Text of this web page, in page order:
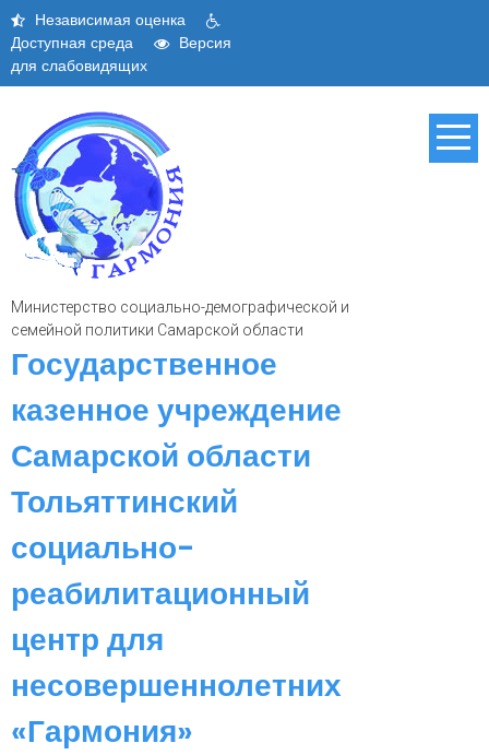
Skip
content
Независимая оценка
Доступная среда
Версия
для слабовидящих
Министерство социально-демографической и
семейной политики Самарской области
Государственное
казенное учреждение
Самарской области
Тольяттинский
социально-
реабилитационный
центр для
несовершеннолетних
«Гармония»